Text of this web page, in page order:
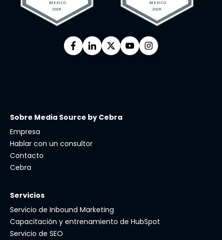
Sobre Media Source by Cebra
Empresa
Hablar con un consultor
Contacto
Cebra
Servicios
Servicio de Inbound Marketing
Capacitación y entrenamiento de HubSpot
Servicio de SEO